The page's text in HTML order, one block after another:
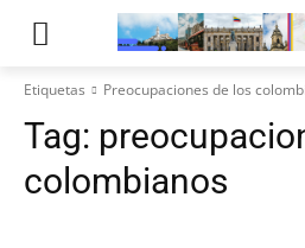
Etiquetas Preocupaciones de los
Tag:
colombianos